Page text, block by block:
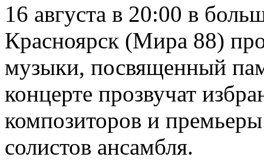
16 августа в 20:00 в
Красноярск (Мира 88)
музыки, посвященный
концерте прозвучат
композиторов и
солистов ансамбля.